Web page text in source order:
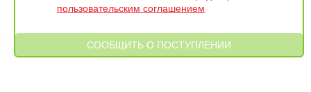
пользовательским соглашением